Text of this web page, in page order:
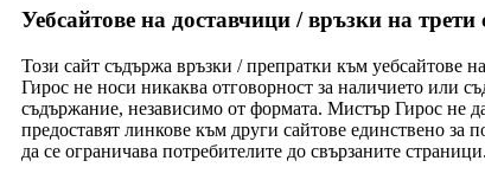
Уебсайтове на доставчици / връзки на трети
Този сайт съдържа връзки / препратки към уебсайтове
Гирос не носи никаква отговорност за наличието или
съдържание, независимо от формата. Мистър Гирос не
предоставят линкове към други сайтове единствено за
да се ограничава потребителите до свързаните страници.